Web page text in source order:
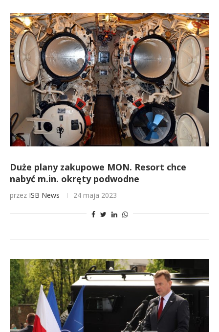
Duże plany zakupowe MON. Resort chce
nabyć m.in. okręty podwodne
przez ISB News 24 maja 2023